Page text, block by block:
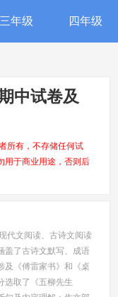
三年级 四年级
中试卷及
所有，不存储任何试
用于商业用途，否则后
代文阅读、古诗文阅读
盖了古诗文默写、成语
及《傅雷家书》和《桌
选取了《五柳先生